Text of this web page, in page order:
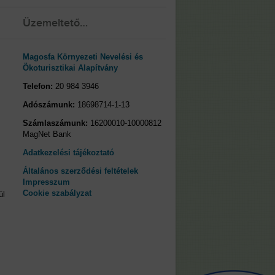
Üzemeltető…
Magosfa Környezeti Nevelési és
Ökoturisztikai Alapítvány
Telefon: 20 984 3946
Adószámunk: 18698714-1-13
Számlaszámunk: 16200010-10000812
MagNet Bank
Adatkezelési tájékoztató
Általános szerződési feltételek
Impresszum
Cookie szabályzat